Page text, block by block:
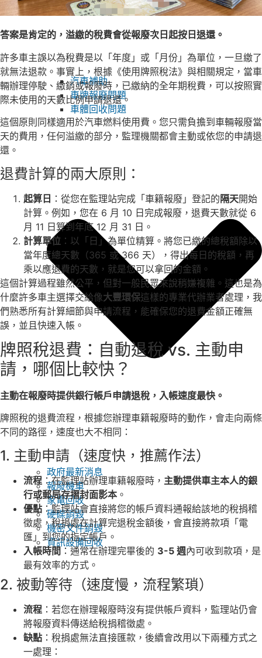
汽車補助
車牌報廢問題
車體回收問題
政府最新消息
報廢機車
家電回收
硬碟銷毀
機密文件銷毀
資訊設備回收
答案是肯定的，溢繳的稅費會從報廢次日起按日退還。
許多車主誤以為稅費是以「年度」或「月份」為單位，一旦繳了
就無法退款。事實上，根據《使用牌照稅法》與相關規定，當車
輛辦理停駛、繳銷或報廢時，已繳納的全年期稅費，可以按照實
際未使用的天數比例申請退還。
這個原則同樣適用於汽車燃料使用費。您只需負擔到車輛報廢當
天的費用，任何溢繳的部分，監理機關都會主動或依您的申請退
還。
退費計算的兩大原則：
起算日 ：從您在監理站完成「車籍報廢」登記的隔天開始
計算。例如，您在 6 月 10 日完成報廢，退費天數就從 6
月 11 日算到年底 12 月 31 日。
計算單位 ：以「日」為單位精算。將您已繳的總稅額除以
當年度總天數（365 或 366 天），得出每日的稅額，再
乘以應退費的天數，就是您可以拿回的金額。
這個計算過程雖然公平，但對一般民眾來說稍嫌複雜。這也是為
什麼許多車主選擇交給像大豐環保這樣的專業代辦業者處理，我
們熟悉所有計算細節與申請流程，能確保您的退費金額正確無
誤，並且快速入帳。
牌照稅退費：自動退稅 vs. 主動申
請，哪個比較快？
主動在報廢時提供銀行帳戶申請退稅，入帳速度最快。
牌照稅的退費流程，根據您辦理車籍報廢時的動作，會走向兩條
不同的路徑，速度也大不相同：
1. 主動申請（速度快，推薦作法）
流程 ：在監理站辦理車籍報廢時， 主動提供車主本人的銀
行或郵局存摺封面影本 。
優點 ：監理站會直接將您的帳戶資料通報給該地的稅捐稽
徵處，稅捐處在計算完退稅金額後，會直接將款項「電
匯」到您的指定帳戶。
入帳時間：通常在辦理完畢後的 3-5 週內可收到款項，是
最有效率的方式。
2. 被動等待（速度慢，流程繁瑣）
流程 ：若您在辦理報廢時沒有提供帳戶資料，監理站仍會
將報廢資料傳送給稅捐稽徵處。
缺點 ：稅捐處無法直接匯款，後續會改用以下兩種方式之
一處理：